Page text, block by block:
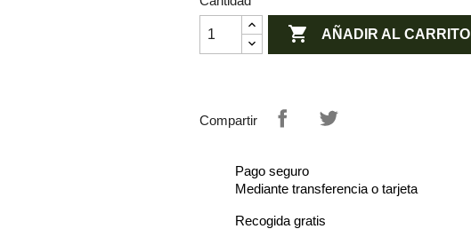
 AÑADIR AL CARRITO
Compartir
Pago seguro
Mediante transferencia o tarjeta
Recogida gratis